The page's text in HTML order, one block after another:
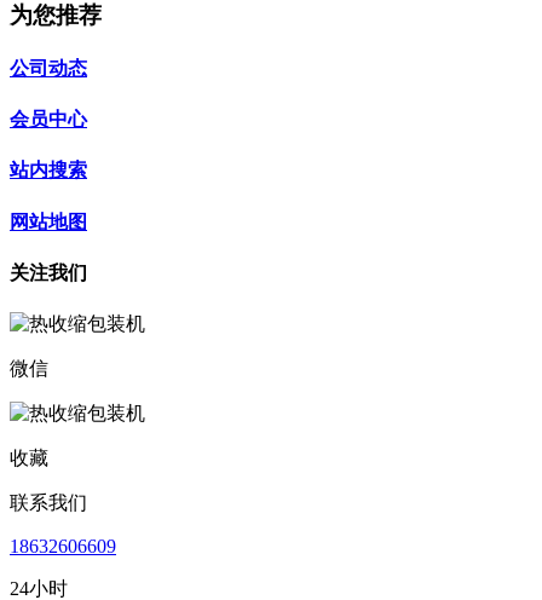
为您推荐
公司动态
会员中心
站内搜索
网站地图
关注我们
微信
收藏
联系我们
18632606609
24小时